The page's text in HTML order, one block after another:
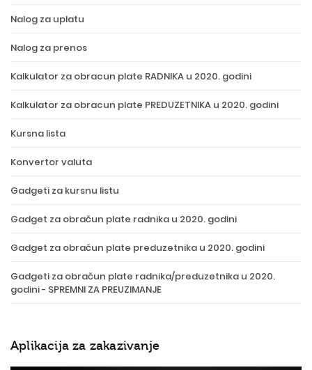
Nalog za uplatu
Nalog za prenos
Kalkulator za obracun plate RADNIKA u 2020. godini
Kalkulator za obracun plate PREDUZETNIKA u 2020. godini
Kursna lista
Konvertor valuta
Gadgeti za kursnu listu
Gadget za obračun plate radnika u 2020. godini
Gadget za obračun plate preduzetnika u 2020. godini
Gadgeti za obračun plate radnika/preduzetnika u 2020.
godini - SPREMNI ZA PREUZIMANJE
Aplikacija za zakazivanje